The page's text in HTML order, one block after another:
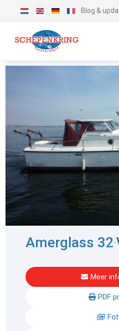
Blog &
Amerglass 32-
Meer
PDF